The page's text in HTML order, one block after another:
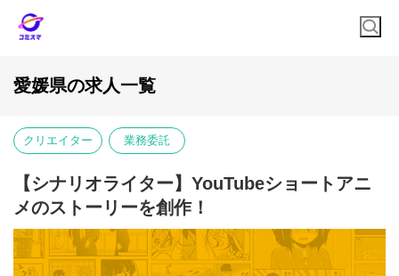
愛媛県の求人一覧
クリエイター 業務委託
【シナリオライター】YouTubeショートアニ
メのストーリーを創作！